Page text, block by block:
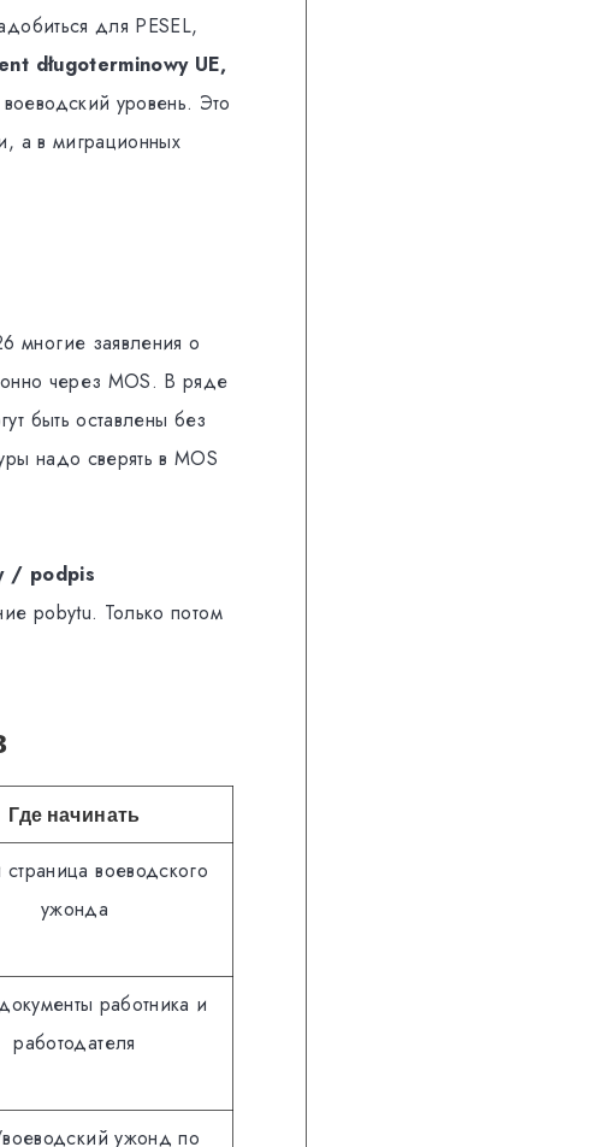
для PESEL,
długoterminowy UE,
уровень. Это
а в миграционных
многие заявления о
через MOS. В ряде
быть оставлены без
надо сверять в MOS
/ podpis
pobytu. Только потом
Где начинать
воеводского
ужонда
работника и
работодателя
ужонд по